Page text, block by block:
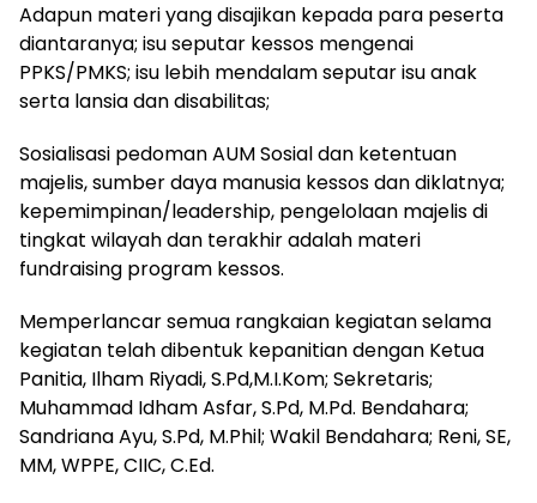
Adapun materi yang disajikan kepada para peserta
diantaranya; isu seputar kessos mengenai
PPKS/PMKS; isu lebih mendalam seputar isu anak
serta lansia dan disabilitas;
Sosialisasi pedoman AUM Sosial dan ketentuan
majelis, sumber daya manusia kessos dan diklatnya;
kepemimpinan/leadership, pengelolaan majelis di
tingkat wilayah dan terakhir adalah materi
fundraising program kessos.
Memperlancar semua rangkaian kegiatan selama
kegiatan telah dibentuk kepanitian dengan Ketua
Panitia, Ilham Riyadi, S.Pd,M.I.Kom; Sekretaris;
Muhammad Idham Asfar, S.Pd, M.Pd. Bendahara;
Sandriana Ayu, S.Pd, M.Phil; Wakil Bendahara; Reni, SE,
MM, WPPE, CIIC, C.Ed.